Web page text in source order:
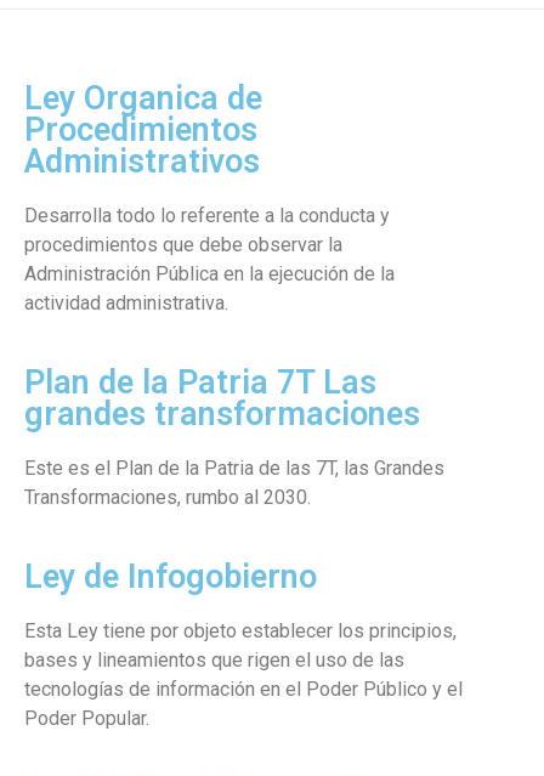
Ley Organica de
Procedimientos
Administrativos
Desarrolla todo lo referente a la conducta y
procedimientos que debe observar la
Administración Pública en la ejecución de la
actividad administrativa.
Plan de la Patria 7T Las
grandes transformaciones
Este es el Plan de la Patria de las 7T, las Grandes
Transformaciones, rumbo al 2030.
Ley de Infogobierno
Esta Ley tiene por objeto establecer los principios,
bases y lineamientos que rigen el uso de las
tecnologías de información en el Poder Público y el
Poder Popular.